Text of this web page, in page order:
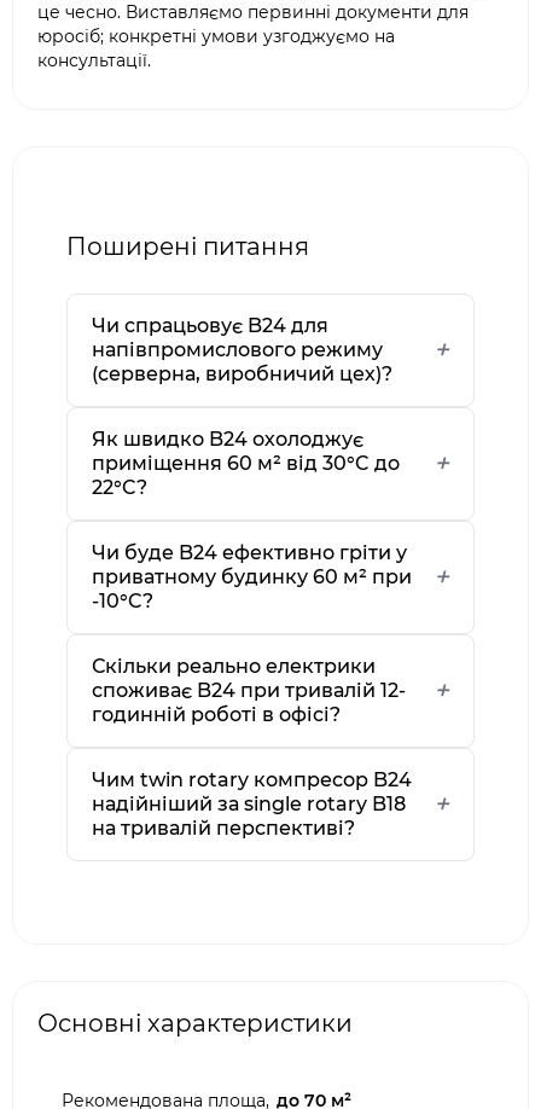
це чесно. Виставляємо первинні документи для
юросіб; конкретні умови узгоджуємо на
консультації.
Поширені питання
Чи спрацьовує B24 для
напівпромислового режиму
(серверна, виробничий цех)?
Як швидко B24 охолоджує
приміщення 60 м² від 30°C до
22°C?
Чи буде B24 ефективно гріти у
приватному будинку 60 м² при
-10°C?
Скільки реально електрики
споживає B24 при тривалій 12-
годинній роботі в офісі?
Чим twin rotary компресор B24
надійніший за single rotary B18
на тривалій перспективі?
Основні характеристики
Рекомендована площа, до 70 м²